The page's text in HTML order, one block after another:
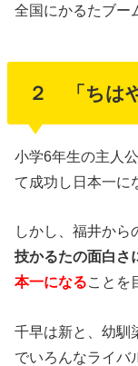
全国にかるたブー
２ 「ちは
小学6年生の主人
て成功し日本一に
しかし、福井から
技かるたの面白さ
本一になることを
千早は新と、幼馴
でいろんなライバ